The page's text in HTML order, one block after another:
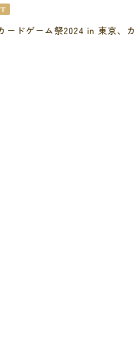
ドゲーム祭2024 in 東京、